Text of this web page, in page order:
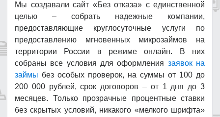
Мы создавали сайт «Без отказа» с единственной
целью – собрать надежные компании,
предоставляющие круглосуточные услуги по
предоставлению мгновенных микрозаймов на
территории России в режиме онлайн. В них
собраны все условия для оформления заявок на
займы без особых проверок, на суммы от 100 до
200 000 рублей, срок договоров – от 1 дня до 3
месяцев. Только прозрачные процентные ставки
без скрытых условий, никакого «мелкого шрифта»